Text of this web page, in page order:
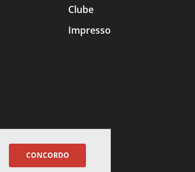
CONCORDO
Clube
Impresso